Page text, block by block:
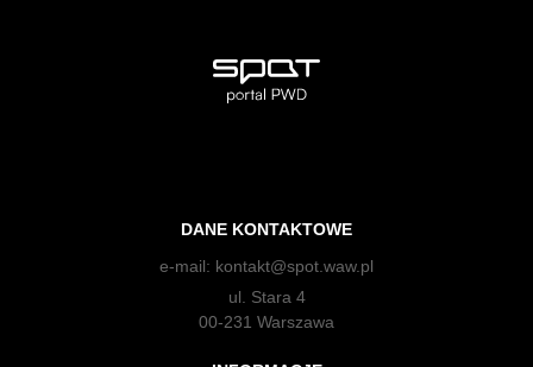
DANE KONTAKTOWE
e-mail: kontakt@spot.waw.pl
ul. Stara 4
00-231 Warszawa